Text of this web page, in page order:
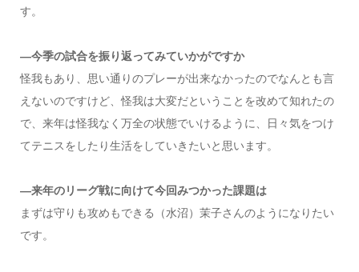
す。
―今季の試合を振り返ってみていかがですか
怪我もあり、思い通りのプレーが出来なかったのでなんとも言
えないのですけど、怪我は大変だということを改めて知れたの
で、来年は怪我なく万全の状態でいけるように、日々気をつけ
てテニスをしたり生活をしていきたいと思います。
―来年のリーグ戦に向けて今回みつかった課題は
まずは守りも攻めもできる（水沼）茉子さんのようになりたい
です。